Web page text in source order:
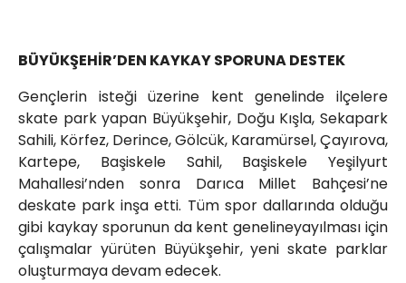
BÜYÜKŞEHİR’DEN KAYKAY SPORUNA DESTEK
Gençlerin isteği üzerine kent genelinde ilçelere
skate park yapan Büyükşehir, Doğu Kışla, Sekapark
Sahili, Körfez, Derince, Gölcük, Karamürsel, Çayırova,
Kartepe, Başiskele Sahil, Başiskele Yeşilyurt
Mahallesi’nden sonra Darıca Millet Bahçesi’ne
deskate park inşa etti. Tüm spor dallarında olduğu
gibi kaykay sporunun da kent genelineyayılması için
çalışmalar yürüten Büyükşehir, yeni skate parklar
oluşturmaya devam edecek.